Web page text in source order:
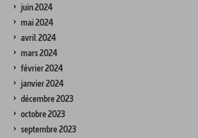
juin 2024
mai 2024
avril 2024
mars 2024
février 2024
janvier 2024
décembre 2023
octobre 2023
septembre 2023